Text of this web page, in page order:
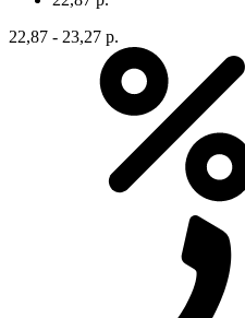
22,87 - 23,27 р.